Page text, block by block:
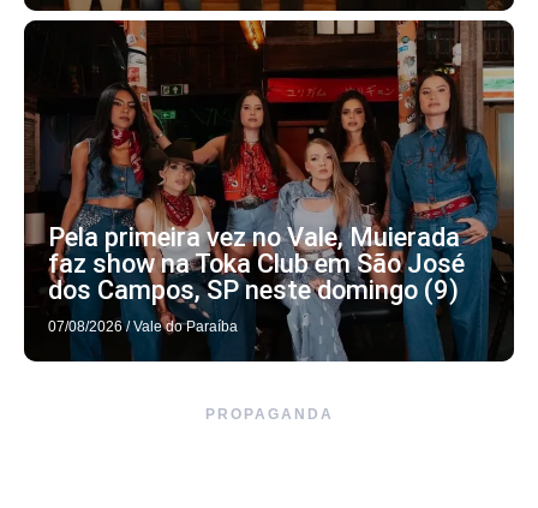
Pela primeira vez no Vale, Muierada
faz show na Toka Club em São José
dos Campos, SP neste domingo (9)
07/08/2026 / Vale do Paraíba
PROPAGANDA